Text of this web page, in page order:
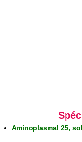
Aminoplasmal 25,